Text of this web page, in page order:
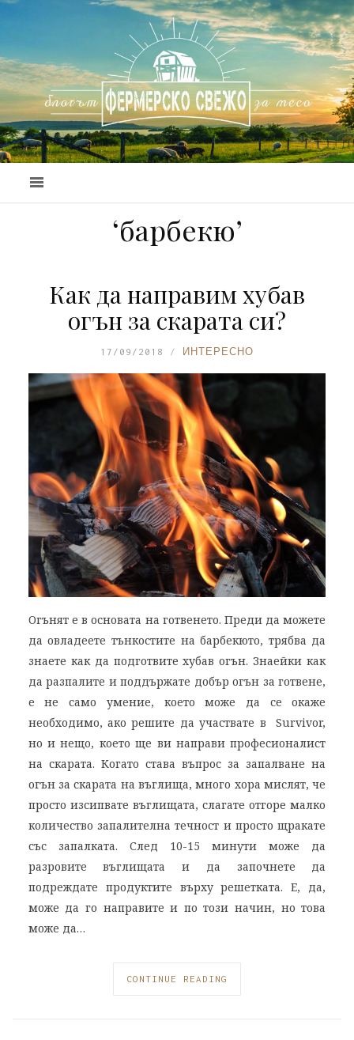
‘барбекю’
Как да направим хубав
огън за скарата си?
17/09/2018 ИНТЕРЕСНО
Огънят е в основата на готвенето. Преди да можете
да овладеете тънкостите на барбекюто, трябва да
знаете как да подготвите хубав огън. Знаейки как
да разпалите и поддържате добър огън за готвене,
е не само умение, което може да се окаже
необходимо, ако решите да участвате в Survivor,
но и нещо, което ще ви направи професионалист
на скарата. Когато става въпрос за запалване на
огън за скарата на въглища, много хора мислят, че
просто изсипвате въглищата, слагате отгоре малко
количество запалителна течност и просто щракате
със запалката. След 10-15 минути може да
разровите въглищата и да започнете да
подреждате продуктите върху решетката. Е, да,
може да го направите и по този начин, но това
може да…
CONTINUE READING